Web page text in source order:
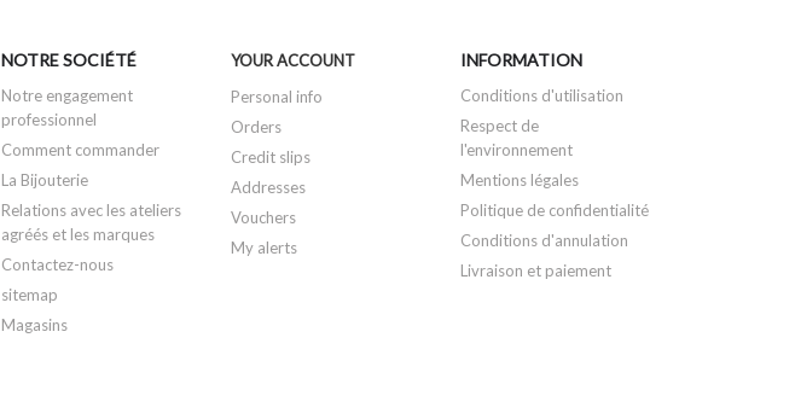
NOTRE SOCIÉTÉ
Notre engagement
professionnel
Comment commander
La Bijouterie
Relations avec les ateliers
agréés et les marques
Contactez-nous
sitemap
Magasins
YOUR ACCOUNT
Personal info
Orders
Credit slips
Addresses
Vouchers
My alerts
INFORMATION
Conditions d'utilisation
Respect de
l'environnement
Mentions légales
Politique de confidentialité
Conditions d'annulation
Livraison et paiement